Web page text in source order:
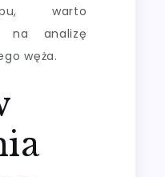
warto
na analizę
węża.